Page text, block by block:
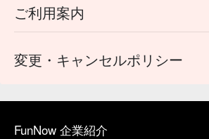
ご利用案内
変更・キャンセルポリシー
FunNow 企業紹介